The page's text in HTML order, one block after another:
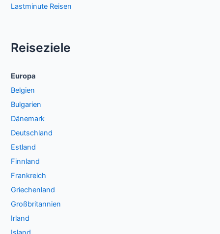
Lastminute Reisen
Reiseziele
Europa
Belgien
Bulgarien
Dänemark
Deutschland
Estland
Finnland
Frankreich
Griechenland
Großbritannien
Irland